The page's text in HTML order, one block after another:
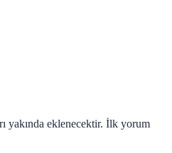
yakında eklenecektir. İlk yorum